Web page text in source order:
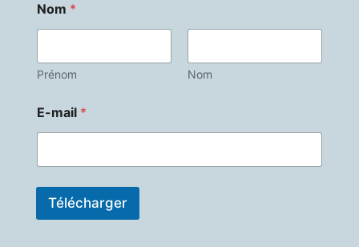
o
m
-
m
i
l
Nom *
Prénom Nom
E-mail *
Télécharger